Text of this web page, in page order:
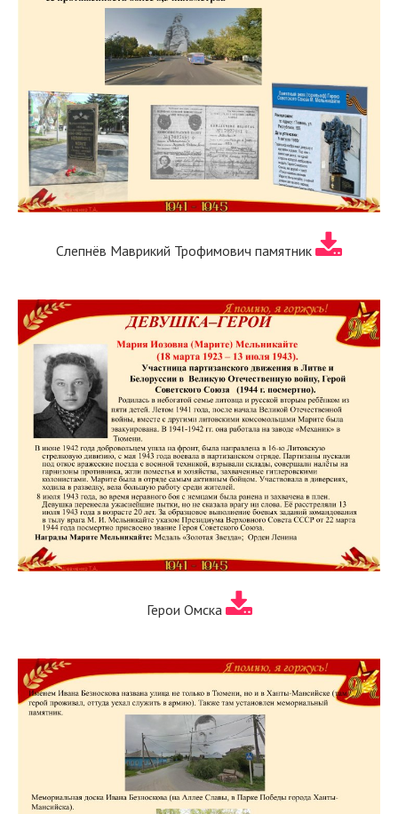
Слепнёв Маврикий Трофимович памятник
Герои Омска